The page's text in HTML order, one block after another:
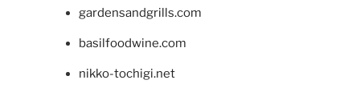
gardensandgrills.com
basilfoodwine.com
nikko-tochigi.net